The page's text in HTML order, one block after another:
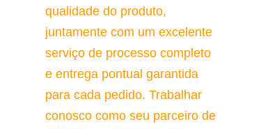
qualidade do produto,
juntamente com um excelente
serviço de processo completo
e entrega pontual garantida
para cada pedido. Trabalhar
conosco como seu parceiro de